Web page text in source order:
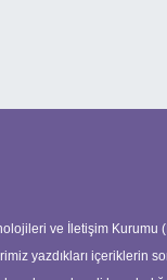
ve İletişim Kurumu
yazdıkları içeriklerin